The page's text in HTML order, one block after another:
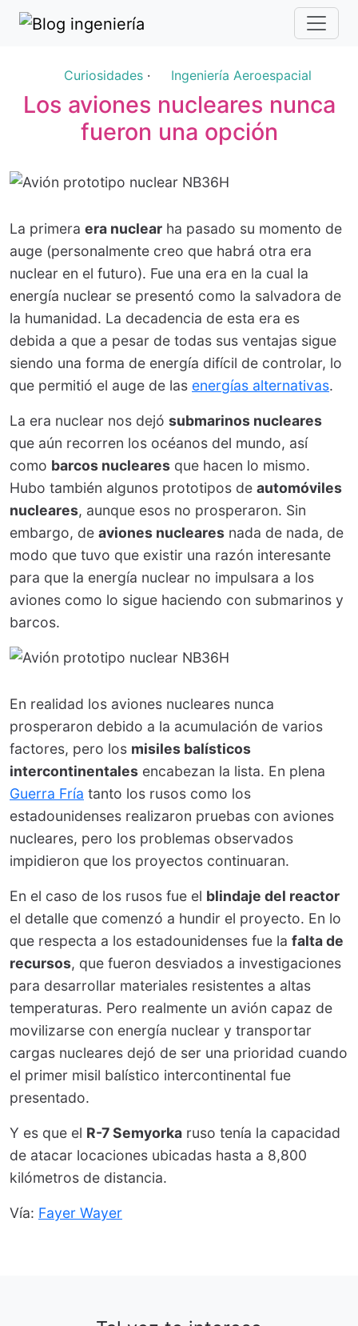
Curiosidades· Ingeniería Aeroespacial
Los aviones nucleares nunca
fueron una opción
La primera era nuclear ha pasado su momento de
auge (personalmente creo que habrá otra era
nuclear en el futuro). Fue una era en la cual la
energía nuclear se presentó como la salvadora de
la humanidad. La decadencia de esta era es
debida a que a pesar de todas sus ventajas sigue
siendo una forma de energía difícil de controlar, lo
que permitió el auge de las energías alternativas.
La era nuclear nos dejó submarinos nucleares
que aún recorren los océanos del mundo, así
como barcos nucleares que hacen lo mismo.
Hubo también algunos prototipos de automóviles
nucleares, aunque esos no prosperaron. Sin
embargo, de aviones nucleares nada de nada, de
modo que tuvo que existir una razón interesante
para que la energía nuclear no impulsara a los
aviones como lo sigue haciendo con submarinos y
barcos.
En realidad los aviones nucleares nunca
prosperaron debido a la acumulación de varios
factores, pero los misiles balísticos
intercontinentales encabezan la lista. En plena
Guerra Fría tanto los rusos como los
estadounidenses realizaron pruebas con aviones
nucleares, pero los problemas observados
impidieron que los proyectos continuaran.
En el caso de los rusos fue el blindaje del reactor
el detalle que comenzó a hundir el proyecto. En lo
que respecta a los estadounidenses fue la falta de
recursos, que fueron desviados a investigaciones
para desarrollar materiales resistentes a altas
temperaturas. Pero realmente un avión capaz de
movilizarse con energía nuclear y transportar
cargas nucleares dejó de ser una prioridad cuando
el primer misil balístico intercontinental fue
presentado.
Y es que el R-7 Semyorka ruso tenía la capacidad
de atacar locaciones ubicadas hasta a 8,800
kilómetros de distancia.
Vía: Fayer Wayer